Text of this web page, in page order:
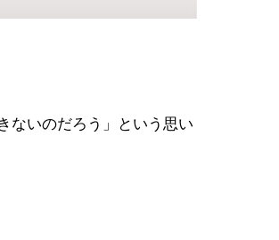
ないのだろう」という思い